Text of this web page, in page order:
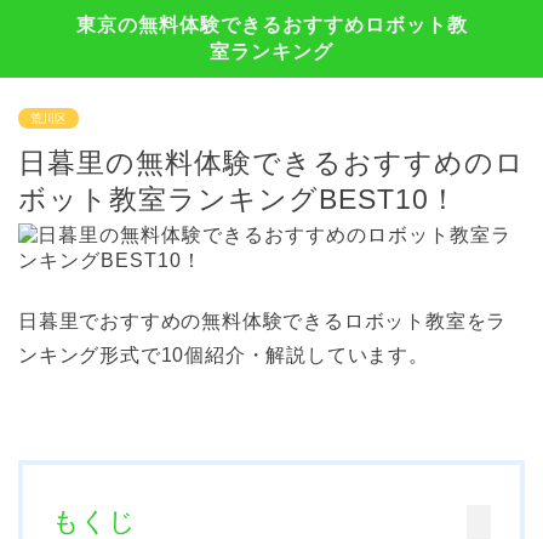
東京の無料体験できるおすすめロボット教
室ランキング
荒川区
日暮里の無料体験できるおすすめのロ
ボット教室ランキングBEST10！
日暮里でおすすめの無料体験できるロボット教室をラ
ンキング形式で10個紹介・解説しています。
もくじ